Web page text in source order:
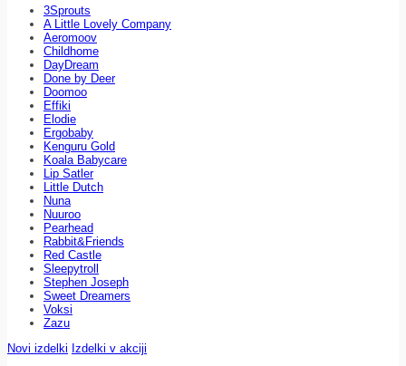
3Sprouts
A Little Lovely Company
Aeromoov
Childhome
DayDream
Done by Deer
Doomoo
Effiki
Elodie
Ergobaby
Kenguru Gold
Koala Babycare
Lip Satler
Little Dutch
Nuna
Nuuroo
Pearhead
Rabbit&Friends
Red Castle
Sleepytroll
Stephen Joseph
Sweet Dreamers
Voksi
Zazu
Novi izdelki Izdelki v akciji